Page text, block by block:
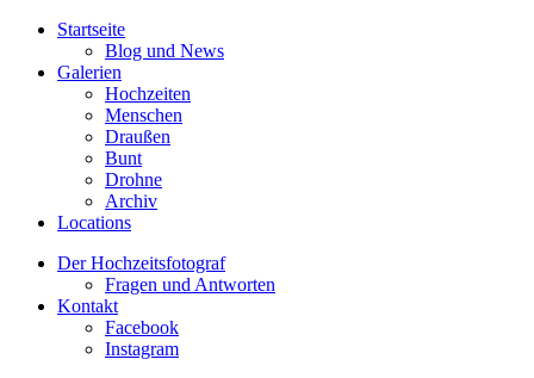
Startseite
Blog und News
Galerien
Hochzeiten
Menschen
Draußen
Bunt
Drohne
Archiv
Locations
Der Hochzeitsfotograf
Fragen und Antworten
Kontakt
Facebook
Instagram